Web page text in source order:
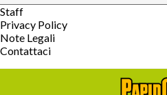
Staff
Privacy Policy
Note Legali
Contattaci